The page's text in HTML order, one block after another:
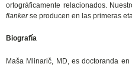
ortográficamente relacionados.
flankerse producen en las primeras
Biografía
Maša Mlinarič, MD, es doctoranda